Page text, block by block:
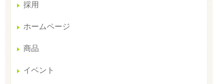
採用
ホームページ
商品
イベント